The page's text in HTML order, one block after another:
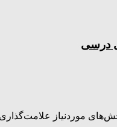
درسی
موردنیاز